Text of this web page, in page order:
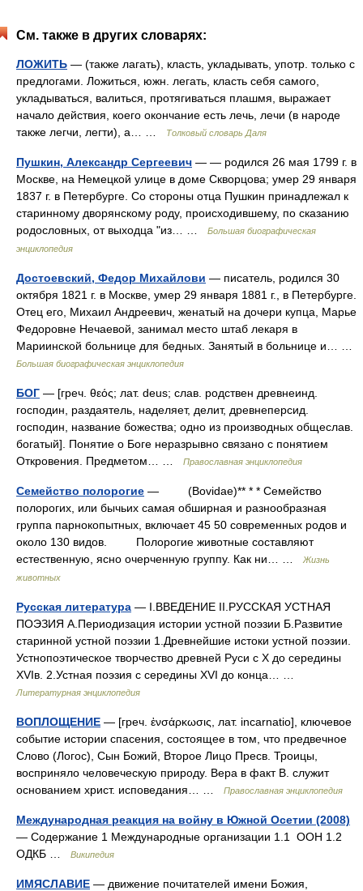
См. также в других словарях:
ЛОЖИТЬ — (также лагать), класть, укладывать, употр. только с
предлогами. Ложиться, южн. легать, класть себя самого,
укладываться, валиться, протягиваться плашмя, выражает
начало действия, коего окончание есть лечь, лечи (в народе
также легчи, легти), а… …
Толковый словарь Даля
Пушкин, Александр Сергеевич — — родился 26 мая 1799 г. в
Москве, на Немецкой улице в доме Скворцова; умер 29 января
1837 г. в Петербурге. Со стороны отца Пушкин принадлежал к
старинному дворянскому роду, происходившему, по сказанию
родословных, от выходца "из… …
Большая биографическая
энциклопедия
Достоевский, Федор Михайлови — писатель, родился 30
октября 1821 г. в Москве, умер 29 января 1881 г., в Петербурге.
Отец его, Михаил Андреевич, женатый на дочери купца, Марье
Федоровне Нечаевой, занимал место штаб лекаря в
Мариинской больнице для бедных. Занятый в больнице и… …
Большая биографическая энциклопедия
БОГ — [греч. θεός; лат. deus; слав. родствен древнеинд.
господин, раздаятель, наделяет, делит, древнеперсид.
господин, название божества; одно из производных общеслав.
богатый]. Понятие о Боге неразрывно связано с понятием
Откровения. Предметом… …
Православная энциклопедия
Семейство полорогие — (Bovidae)** * * Семейство
полорогих, или бычьих самая обширная и разнообразная
группа парнокопытных, включает 45 50 современных родов и
около 130 видов. Полорогие животные составляют
естественную, ясно очерченную группу. Как ни… …
Жизнь
животных
Русская литература — I.ВВЕДЕНИЕ II.РУССКАЯ УСТНАЯ
ПОЭЗИЯ А.Периодизация истории устной поэзии Б.Развитие
старинной устной поэзии 1.Древнейшие истоки устной поэзии.
Устнопоэтическое творчество древней Руси с X до середины
XVIв. 2.Устная поэзия с середины XVI до конца… …
Литературная энциклопедия
ВОПЛОЩЕНИЕ — [греч. ἐνσάρκωσις, лат. incarnatio], ключевое
событие истории спасения, состоящее в том, что предвечное
Слово (Логос), Сын Божий, Второе Лицо Пресв. Троицы,
восприняло человеческую природу. Вера в факт В. служит
основанием христ. исповедания… …
Православная энциклопедия
Международная реакция на войну в Южной Осетии (2008)
— Содержание 1 Международные организации 1.1 ООН 1.2
ОДКБ …
Википедия
ИМЯСЛАВИЕ — движение почитателей имени Божия,